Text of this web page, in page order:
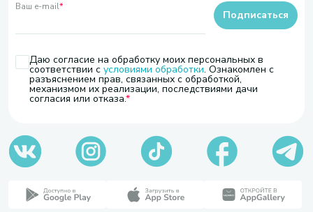
Ваш e-mail*
Даю согласие на обработку моих персональных в
соответствии с условиями обработки. Ознакомлен с
разъяснением прав, связанных с обработкой,
механизмом их реализации, последствиями дачи
согласия или отказа.
Подписаться